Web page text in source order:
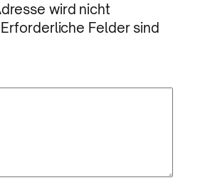
wird nicht
Erforderliche Felder sind